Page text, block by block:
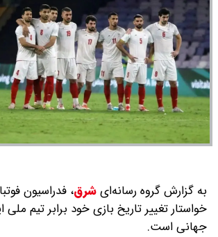
مرداد ۱۴۰۵
گرفت
به گزارش گروه رسانه‌ایشرق، فدراسیون
خواستار تغییر تاریخ بازی خود برابر تیم
جهانی است.